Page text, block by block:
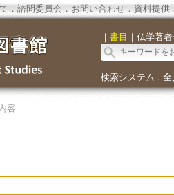
． 諮問委員会． お問い合わせ． 資料提供
｜ 書目 ｜ 仏学著
検索システム ． 全
容